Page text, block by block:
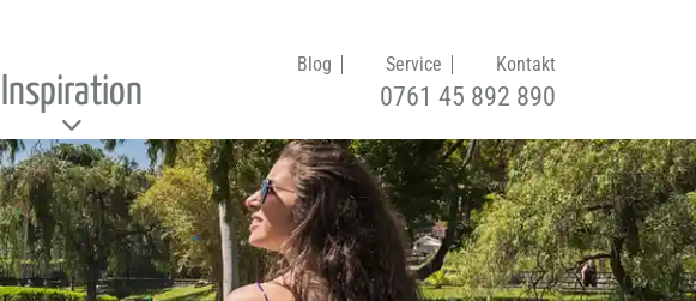
Inspiration
Blog Service Kontakt
0761 45 892 890